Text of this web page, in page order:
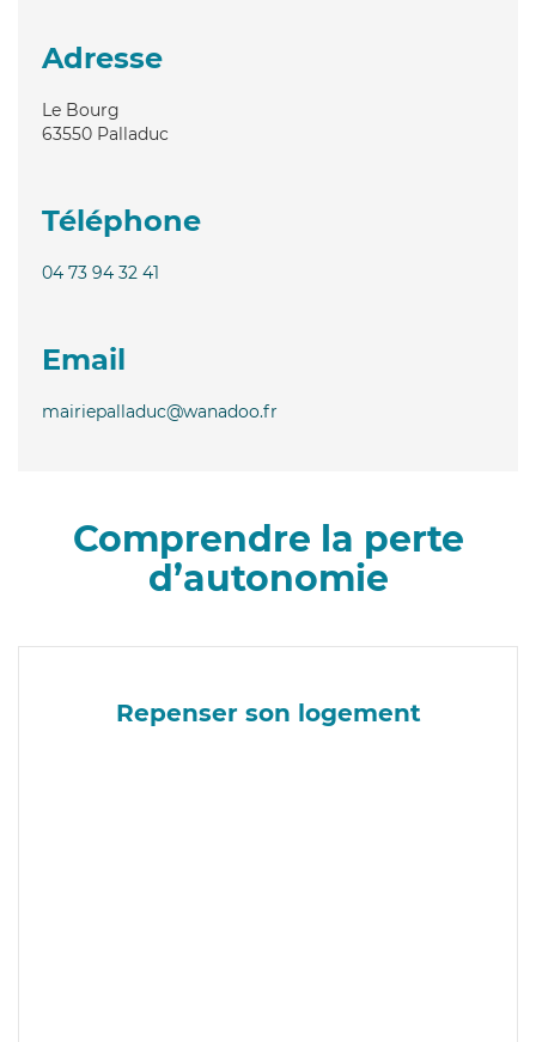
Adresse
Le Bourg
63550 Palladuc
Téléphone
04 73 94 32 41
Email
mairiepalladuc@wanadoo.fr
Comprendre la perte
d’autonomie
Repenser son logement